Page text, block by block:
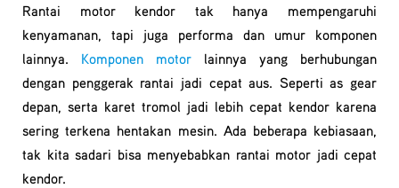
Rantai motor kendor tak hanya mempengaruhi
kenyamanan, tapi juga performa dan umur komponen
lainnya. Komponen motor lainnya yang berhubungan
dengan penggerak rantai jadi cepat aus. Seperti as gear
depan, serta karet tromol jadi lebih cepat kendor karena
sering terkena hentakan mesin. Ada beberapa kebiasaan,
tak kita sadari bisa menyebabkan rantai motor jadi cepat
kendor.